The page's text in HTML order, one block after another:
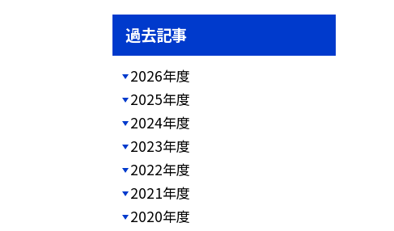
過去記事
2026年度
2025年度
2024年度
2023年度
2022年度
2021年度
2020年度